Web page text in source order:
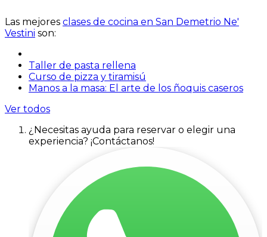
Las mejores clases de cocina en San Demetrio Ne'
Vestini son:
Taller de pasta rellena
Curso de pizza y tiramisú
Manos a la masa: El arte de los ñoquis caseros
Ver todos
¿Necesitas ayuda para reservar o elegir una
experiencia? ¡Contáctanos!